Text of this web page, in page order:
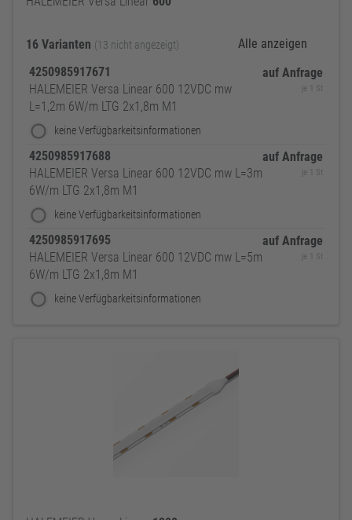
16 Varianten (13 nicht angezeigt)
Alle anzeigen
4250985917671
HALEMEIER Versa Linear 600 12VDC mw
L=1,2m 6W/m LTG 2x1,8m M1
keine Verfügbarkeitsinformationen
auf Anfrage
je 1 St
4250985917688
HALEMEIER Versa Linear 600 12VDC mw L=3m
6W/m LTG 2x1,8m M1
keine Verfügbarkeitsinformationen
auf Anfrage
je 1 St
4250985917695
HALEMEIER Versa Linear 600 12VDC mw L=5m
6W/m LTG 2x1,8m M1
keine Verfügbarkeitsinformationen
auf Anfrage
je 1 St